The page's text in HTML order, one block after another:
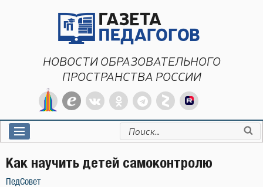
НОВОСТИ ОБРАЗОВАТЕЛЬНОГО
ПРОСТРАНСТВА РОССИИ
Искать:
Как научить детей самоконтролю
ПедСовет